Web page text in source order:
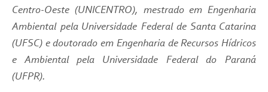
Centro-Oeste (UNICENTRO), mestrado em Engenharia
Ambiental pela Universidade Federal de Santa Catarina
(UFSC) e doutorado em Engenharia de Recursos Hídricos
e Ambiental pela Universidade Federal do Paraná
(UFPR).